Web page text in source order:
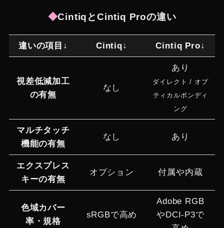
◆CintiqとCintiq Proの違い
違いの項目↓ Cintiq↓ Cintiq Pro↓
視差低減加工
の有無
なし
あり
ダイレクト / オプ
ティカルボンディ
ング
マルチタッチ
機能の有無
なし あり
エクスプレス
キーの有無
オプション 付属や内蔵
色域カバー
率・規格
sRGBで高め
Adobe RGB
やDCI-P3で